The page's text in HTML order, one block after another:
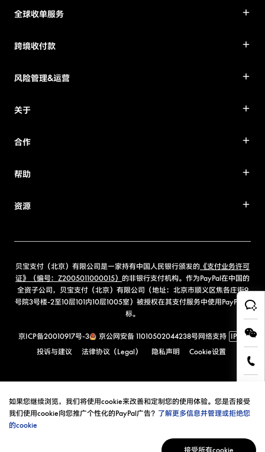
全球收单服务
跨境收付款
风险管理&运营
关于
合作
帮助
资源
贝宝支付（北京）有限公司是一家持有中国人民银行颁发的 《支付业务许可
证》（编号：Z2005011000015） 的非银行支付机构。作为PayPal在中国的
全资子公司，贝宝支付（北京）有限公司（地址：北京市顺义区焦各庄街9
号院3号楼-2至10层101内10层1005室）被授权在其支付服务中使用PayPal商
标。
京ICP备20010917号-3 京公网安备 11010502044238号网络支持 IPv6
投诉与建议
法律协议（Legal） 隐私声明 Cookie设置
如果您继续浏览，我们将使用cookie来改善和定制您的使用体验。您是否接受
我们使用cookie向您推广个性化的PayPal广告？ 了解更多信息并管理或拒绝您
的cookie
接受所有cookie